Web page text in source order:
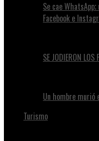
Se cae
Facebook e
SE JODIERON LOS
Un hombre
Turismo